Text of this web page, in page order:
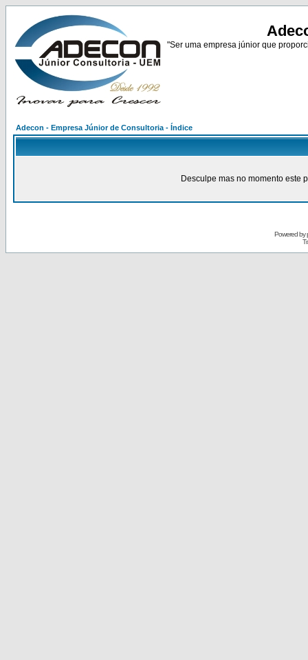
"Ser uma empresa júnior que
Adecon - Empresa Júnior de Consultoria - Índice
Desculpe mas no momento este
Powered by